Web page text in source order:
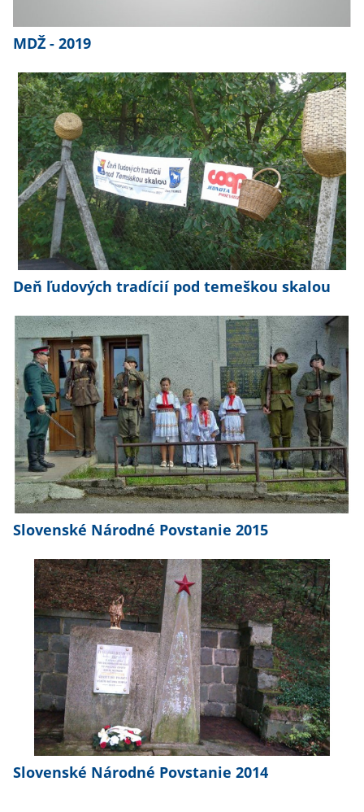
MDŽ - 2019
Deň ľudových tradícií pod temeškou skalou
Slovenské Národné Povstanie 2015
Slovenské Národné Povstanie 2014